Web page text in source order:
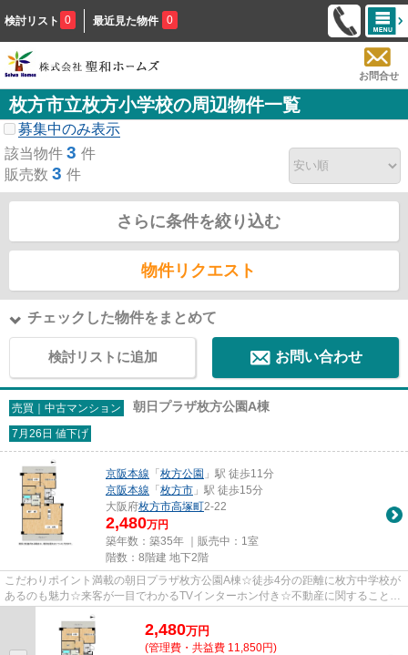
検討リスト 0 最近見た物件 0
お問合せ
枚方市立枚方小学校の周辺物件一覧
募集中のみ表示
該当物件 3 件
販売数 3 件
さらに条件を絞り込む
物件リクエスト
チェックした物件をまとめて
検討リストに追加 お問い合わせ
売買｜中古マンション 朝日プラザ枚方公園A棟
7月26日 値下げ
京阪本線 「 枚方公園 」駅 徒歩11分
京阪本線 「 枚方市 」駅 徒歩15分
大阪府枚方市高塚町2-22
2,480万円
築年数：築35年 ｜販売中： 1室
階数：8階建 地下2階
こだわりポイント満載の朝日プラザ枚方公園A棟☆徒歩4分の距離に枚方中学校が
あるのも魅力☆来客が一目でわかるTVインターホン付き☆不動産に関することで
2,480万円
(管理費・共益費 11,850円)